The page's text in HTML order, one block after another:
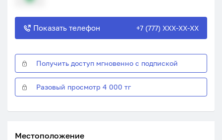
Показать телефон +7 (777) XXX-XX-XX
Получить доступ мгновенно с подпиской
Разовый просмотр 4 000 тг
Местоположение